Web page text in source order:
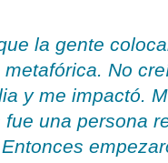
la gente
No
y me impactó.
una persona